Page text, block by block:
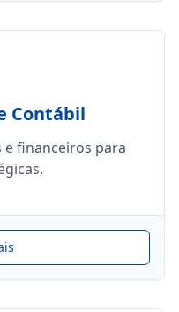
Contábil
e financeiros para